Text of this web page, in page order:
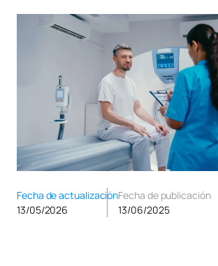
Fecha de actualización
13/05/2026
Fecha de publicación
13/06/2025